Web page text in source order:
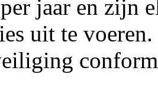
jaar en zijn
uit te